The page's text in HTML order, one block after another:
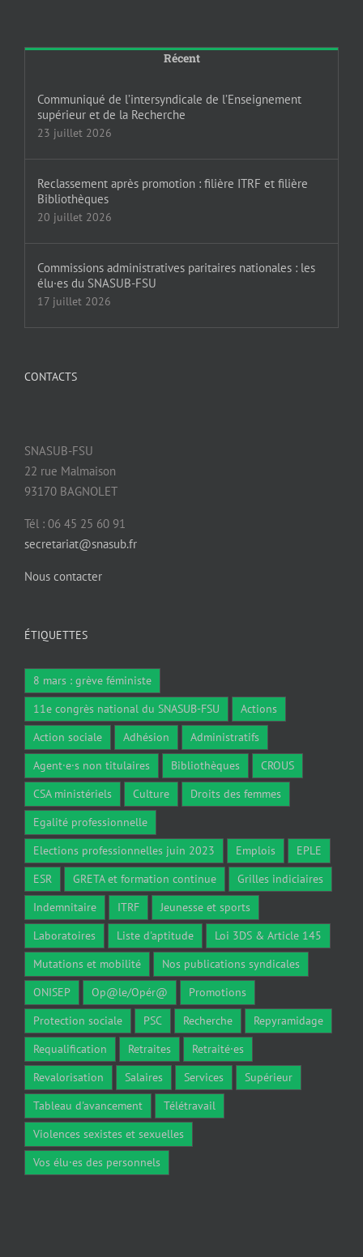
Récent
Communiqué de l’intersyndicale de l’Enseignement
supérieur et de la Recherche
23 juillet 2026
Reclassement après promotion : filière ITRF et filière
Bibliothèques
20 juillet 2026
Commissions administratives paritaires nationales : les
élu·es du SNASUB-FSU
17 juillet 2026
CONTACTS
SNASUB-FSU
22 rue Malmaison
93170 BAGNOLET
Tél : 06 45 25 60 91
secretariat@snasub.fr
Nous contacter
ÉTIQUETTES
8 mars : grève féministe
11e congrès national du SNASUB-FSU
Actions
Action sociale
Adhésion
Administratifs
Agent·e·s non titulaires
Bibliothèques
CROUS
CSA ministériels
Culture
Droits des femmes
Egalité professionnelle
Elections professionnelles juin 2023
Emplois
EPLE
ESR
GRETA et formation continue
Grilles indiciaires
Indemnitaire
ITRF
Jeunesse et sports
Laboratoires
Liste d'aptitude
Loi 3DS & Article 145
Mutations et mobilité
Nos publications syndicales
ONISEP
Op@le/Opér@
Promotions
Protection sociale
PSC Recherche
Repyramidage
Requalification
Retraites
Retraité·es
Revalorisation
Salaires Services
Supérieur
Tableau d'avancement
Télétravail
Violences sexistes et sexuelles
Vos élu·es des personnels